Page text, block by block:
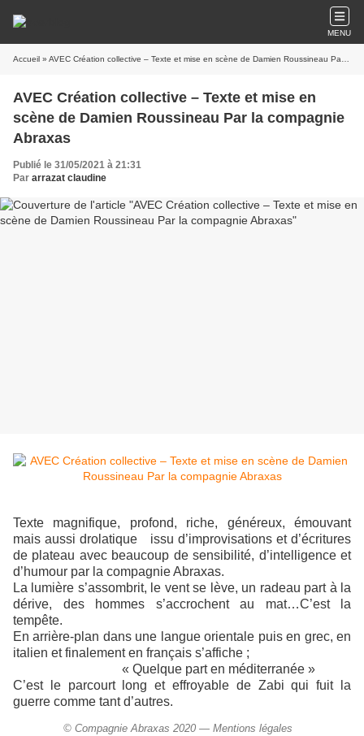
MENU
Accueil » AVEC Création collective – Texte et mise en scène de Damien Roussineau Par la compagnie Abraxas
AVEC Création collective – Texte et mise en
scène de Damien Roussineau Par la compagnie
Abraxas
Publié le 31/05/2021 à 21:31
Par arrazat claudine
Texte magnifique, profond, riche, généreux, émouvant
mais aussi drolatique issu d’improvisations et d’écritures
de plateau avec beaucoup de sensibilité, d’intelligence et
d’humour par la compagnie Abraxas.
La lumière s’assombrit, le vent se lève, un radeau part à la
dérive, des hommes s’accrochent au mat…C’est la
tempête.
En arrière-plan dans une langue orientale puis en grec, en
italien et finalement en français s’affiche ;
« Quelque part en méditerranée »
C’est le parcourt long et effroyable de Zabi qui fuit la
guerre comme tant d’autres.
© Compagnie Abraxas 2020 — Mentions légales